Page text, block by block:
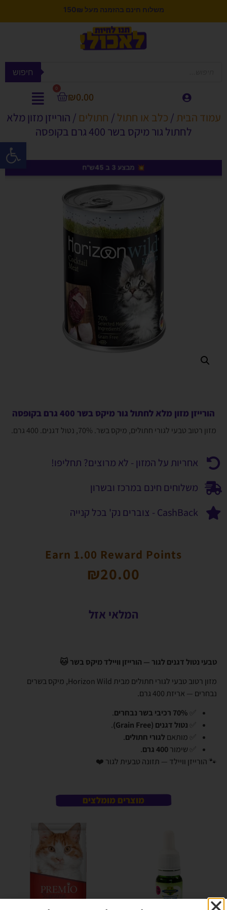
פתח
משלוח חינם בהזמנה מעל 150₪
חיפוש
₪0.00
0
עמוד הבית / כלב או חתול / חתולים / הורייזן מזון מלא
לחתול גור מיקס בשר 400 גרם בקופסה
הורייזן מזון מלא לחתול גור מיקס בשר 400 גרם בקופסה
מזון רטוב טבעי לגורי חתולים, מיקס בשר. 70%, נטול דגנים. 400 גרם.
אחריות על המזון - לא מרוצים? תחליפו!
משלוחים חינם במרכז ובשרון
CashBack - צוברים נק' בכל קנייה
Earn 1.00 Reward Points
₪20.00
המלאי אזל
טבעי נטול דגנים לגור — הורייזן וויילד מיקס בשר 🐱
מזון רטוב טבעי לגורי חתולים מבית Horizon Wild, מיקס בשרים
נבחרים — אריזת 400 גרם.
70% רכיבי בשר נבחרים
.
נטול דגנים (Grain Free)
.
✅ מותאם לגורי חתולים.
✅ שימור400 גרם
.
🐾 הורייזן וויילד — תזונה טבעית לגור ❤️
💥 מבצע 3 ב 45ש"ח
מוצרים מומלצים